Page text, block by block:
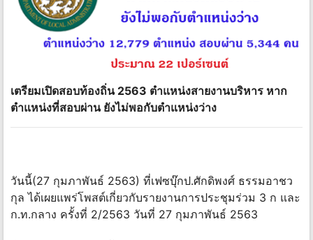
เตรียมเปิดสอบท้องถิ่น 2563 ตำแหน่งสายงานบริหาร หาก
ตำแหน่งที่สอบผ่าน ยังไม่พอกับตำแหน่งว่าง
วันนี้(27 กุมภาพันธ์ 2563) ที่เฟซบุ๊กป.ศักดิพงศ์ ธรรมอาชว
กุล ได้เผยแพร่โพสต์เกี่ยวกับรายงานการประชุมร่วม 3 ก และ
ก.ท.กลาง ครั้งที่ 2/2563 วันที่ 27 กุมภาพันธ์ 2563